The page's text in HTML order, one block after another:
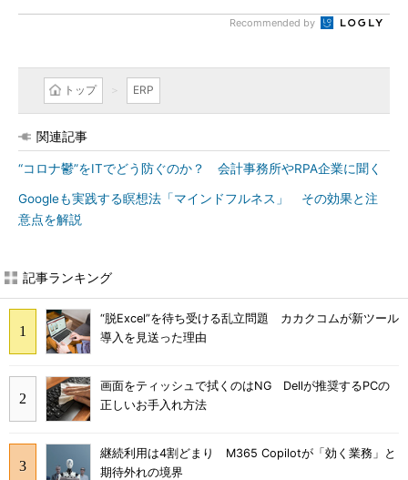
Recommended by
トップ ERP
関連記事
“コロナ鬱”をITでどう防ぐのか？ 会計事務所やRPA企業に聞く
Googleも実践する瞑想法「マインドフルネス」 その効果と注
意点を解説
記事ランキング
“脱Excel”を待ち受ける乱立問題 カカクコムが新ツール
導入を見送った理由
画面をティッシュで拭くのはNG Dellが推奨するPCの
正しいお手入れ方法
継続利用は4割どまり M365 Copilotが「効く業務」と
期待外れの境界